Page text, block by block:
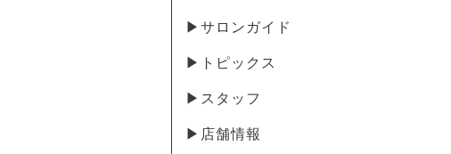
▶︎サロンガイド
▶︎トピックス
▶︎スタッフ
▶︎店舗情報